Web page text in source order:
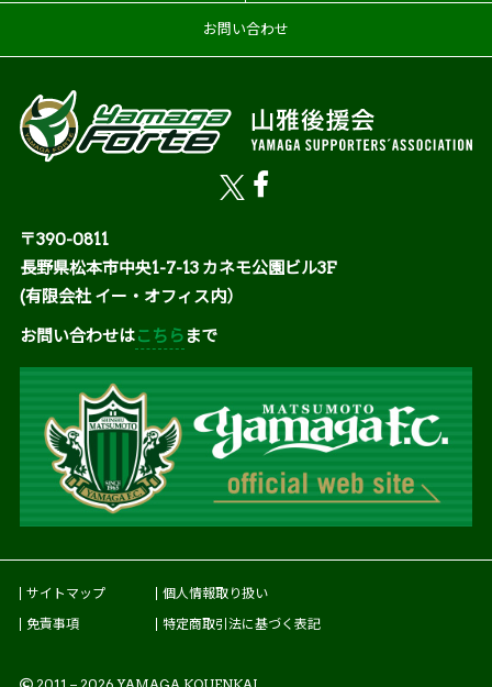
お問い合わせ
〒390-0811
長野県松本市中央1-7-13 カネモ公園ビル3F
(有限会社 イー・オフィス内）
お問い合わせはこちら まで
サイトマップ
個人情報取り扱い
免責事項
特定商取引法に基づく表記